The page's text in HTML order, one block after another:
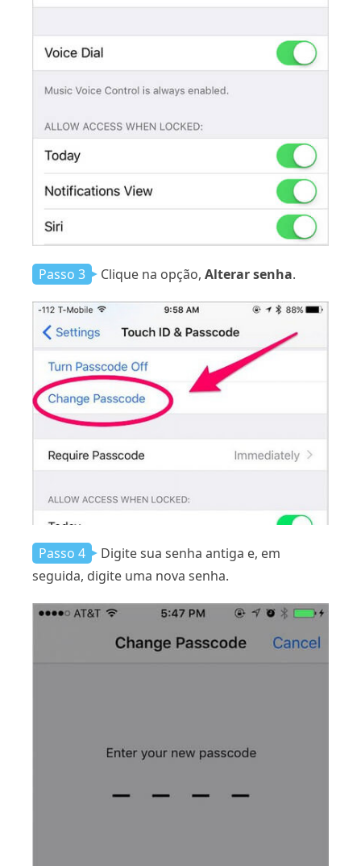
Passo 3 Clique na opção, Alterar senha.
Passo 4
Digite sua senha antiga e, em
seguida, digite uma nova senha.